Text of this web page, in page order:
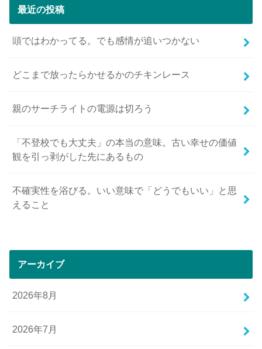
最近の投稿
頭ではわかってる。でも感情が追いつかない
どこまで放ったらかせるかのチキンレース
親のサーチライトの電源は切ろう
「不登校でも大丈夫」の本当の意味。古い幸せの価値
観を引っ剥がした先にあるもの
不確実性を浴びる。いい意味で「どうでもいい」と思
えること
アーカイブ
2026年8月
2026年7月